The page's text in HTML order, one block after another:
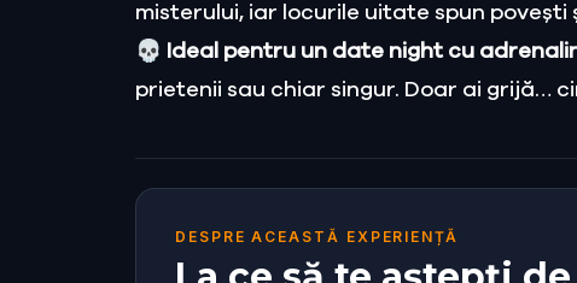
misterului, iar locurile uitate spun povești
💀 Ideal pentru un date night cu
prietenii sau chiar singur. Doar ai grijă…
DESPRE ACEASTĂ EXPERIENȚĂ